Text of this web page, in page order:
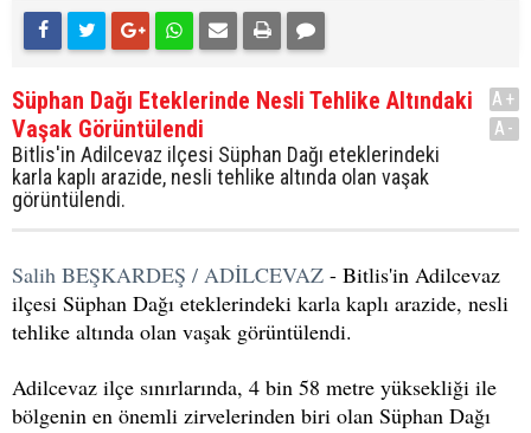
Süphan Dağı Eteklerinde Nesli Tehlike Altındaki
Vaşak Görüntülendi
Bitlis'in Adilcevaz ilçesi Süphan Dağı eteklerindeki
karla kaplı arazide, nesli tehlike altında olan vaşak
görüntülendi.
A+
A-
Salih BEŞKARDEŞ / ADİLCEVAZ - Bitlis'in Adilcevaz
ilçesi Süphan Dağı eteklerindeki karla kaplı arazide, nesli
tehlike altında olan vaşak görüntülendi.
Adilcevaz ilçe sınırlarında, 4 bin 58 metre yüksekliği ile
bölgenin en önemli zirvelerinden biri olan Süphan Dağı